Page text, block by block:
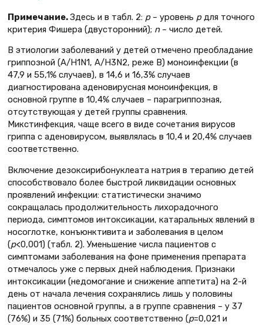
Примечание.Здесь и в табл. 2: р – уровень р для точного
критерия Фишера (двусторонний); n – число детей.
В этиологии заболеваний у детей отмечено преобладание
гриппозной (А/H1N1, А/H3N2, реже В) моноинфекции (в
47,9 и 55,1% случаев), в 14,6 и 16,3% случаев
диагностирована аденовирусная моноинфекция, в
основной группе в 10,4% случаев – парагриппозная,
отсутствующая у детей группы сравнения.
Микстинфекция, чаще всего в виде сочетания вирусов
гриппа с аденовирусом, выявлялась в 10,4 и 20,4% случаев
соответственно.
Включение дезоксирибонуклеата натрия в терапию детей
способствовало более быстрой ликвидации основных
проявлений инфекции: статистически значимо
сокращалась продолжительность лихорадочного
периода, симптомов интоксикации, катаральных явлений в
носоглотке, конъюнктивита и заболевания в целом
(р<0,001) (табл. 2). Уменьшение числа пациентов с
симптомами заболевания на фоне применения препарата
отмечалось уже с первых дней наблюдения. Признаки
интоксикации (недомогание и снижение аппетита) на 2-й
день от начала лечения сохранялись лишь у половины
пациентов основной группы, а в группе сравнения – у 37
(76%) и 35 (71%) больных соответственно (р=0,021 и